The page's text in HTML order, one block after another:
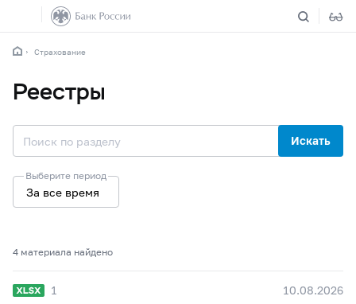
Страхование
Реестры
Искать
Выберите период
За все время
4 материалa найдено
1 10.08.2026